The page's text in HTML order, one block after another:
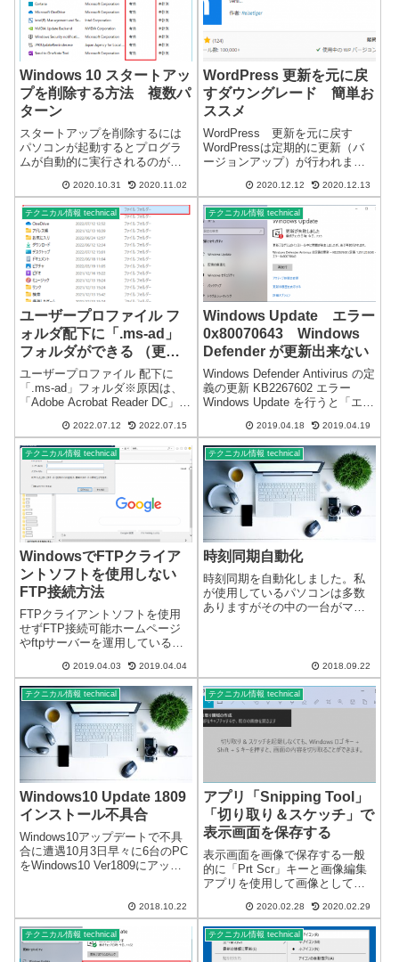
Windows 10 スタートアッ
プを削除する方法 複数パ
ターン
スタートアップを削除するには
パソコンが起動するとプログラ
ムが自動的に実行されるのがス
ップに登録すると Windows の起
動時に実行されます。一般的に
プログラムやアプリのインスト
ール時に登録され、常にバック
グラウ...
2020.10.31 2020.11.02
WordPress 更新を元に戻
すダウングレード 簡単お
ススメ
WordPress 更新を元に戻す
WordPressは定期的に更新（バ
ージョンアップ）が行われま
合や不都合が発生する場合があ
りますが、残念ながら元に戻す
機能はありません。※管理画面
で更新を簡単に促してきま...
2020.12.12 2020.12.13
テクニカル情報 technical
ユーザープロファイル フ
ォルダ配下に「.ms-ad」
フォルダができる （更新
あり）
ユーザープロファイル 配下に
「.ms-ad」フォルダ※原因は、
「Adobe Acrobat Reader DC」で
から、ユーザープロファイル
（%USERPROFILE%）フォル
ダ配下に「.ms-ad」フ...
2022.07.12 2022.07.15
テクニカル情報 technical
Windows Update エラー
0x80070643 Windows
Defender が更新出来ない
Windows Defender Antivirus の定
義の更新 KB2267602 エラー
Windows Update を行うと「エラ
Windows Defender が更新出来な
いKB2267602...
2019.04.18 2019.04.19
テクニカル情報 technical
WindowsでFTPクライア
ントソフトを使用しない
FTP接続方法
FTPクライアントソフトを使用
せずFTP接続可能ホームページ
やftpサーバーを運用している方
と思います。FTP（File Transfer
Protocol）の略です。一般的に
は、FTPクライアントソフトを
利用...
2019.04.03 2019.04.04
テクニカル情報 technical
時刻同期自動化
時刻同期を自動化しました。私
が使用しているパソコンは多数
ありますがその中の一台がマザ
りませんでした。BIOS(UEFI)が
管理している日時の設定が全く
できま...
2018.09.22
テクニカル情報 technical
Windows10 Update 1809
インストール不具合
Windows10アップデートで不具
合に遭遇10月3日早々に6台のPC
をWindows10 Ver1809にアップ
ィックカードを使用していたの
が原因のようです。アップデー
ト後、...
2018.10.22
テクニカル情報 technical
アプリ「Snipping Tool」
「切り取り＆スケッチ」で
表示画面を保存する
表示画面を画像で保存する一般
的に「Prt Scr」キーと画像編集
アプリを使用して画像として保
便利なアプリが標準でインスト
ールされているようです。画面
切り取り編集アプリに「Snipping
Tool」と...
2020.02.28 2020.02.29
テクニカル情報 technical テクニカル情報 technical